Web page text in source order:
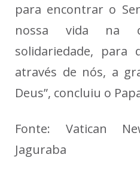
para encontrar o
nossa vida na
solidariedade, para
através de nós, a
Deus”, concluiu o
Fonte: Vatican
Jaguraba